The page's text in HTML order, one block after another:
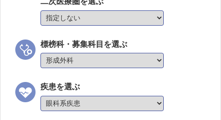
標榜科・募集科目を選ぶ
疾患を選ぶ